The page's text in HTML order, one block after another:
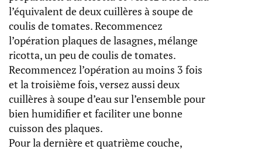
l’équivalent de deux cuillères à soupe de
coulis de tomates. Recommencez
l’opération plaques de lasagnes, mélange
ricotta, un peu de coulis de tomates.
Recommencez l’opération au moins 3 fois
et la troisième fois, versez aussi deux
cuillères à soupe d’eau sur l’ensemble pour
bien humidifier et faciliter une bonne
cuisson des plaques.
Pour la dernière et quatrième couche,